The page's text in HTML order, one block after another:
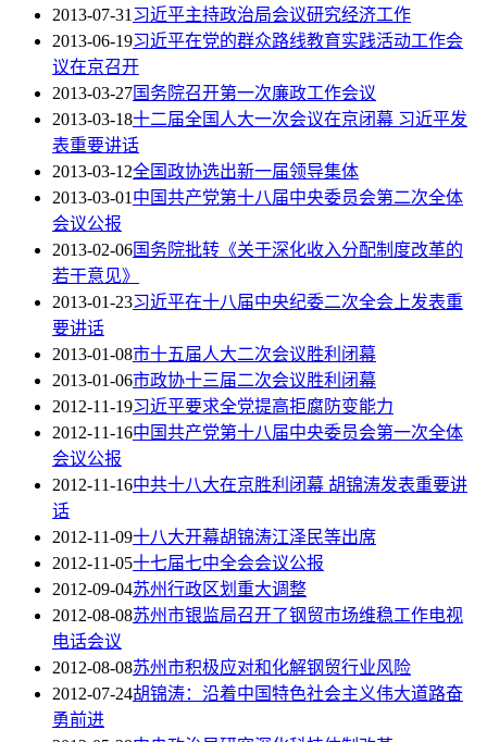
2013-07-31习近平主持政治局会议研究经济工作
2013-06-19习近平在党的群众路线教育实践活动工作会
议在京召开
2013-03-27国务院召开第一次廉政工作会议
2013-03-18十二届全国人大一次会议在京闭幕 习近平发
表重要讲话
2013-03-12全国政协选出新一届领导集体
2013-03-01中国共产党第十八届中央委员会第二次全体
会议公报
2013-02-06国务院批转《关于深化收入分配制度改革的
若干意见》
2013-01-23习近平在十八届中央纪委二次全会上发表重
要讲话
2013-01-08市十五届人大二次会议胜利闭幕
2013-01-06市政协十三届二次会议胜利闭幕
2012-11-19习近平要求全党提高拒腐防变能力
2012-11-16中国共产党第十八届中央委员会第一次全体
会议公报
2012-11-16中共十八大在京胜利闭幕 胡锦涛发表重要讲
话
2012-11-09十八大开幕胡锦涛江泽民等出席
2012-11-05十七届七中全会会议公报
2012-09-04苏州行政区划重大调整
2012-08-08苏州市银监局召开了钢贸市场维稳工作电视
电话会议
2012-08-08苏州市积极应对和化解钢贸行业风险
2012-07-24胡锦涛：沿着中国特色社会主义伟大道路奋
勇前进